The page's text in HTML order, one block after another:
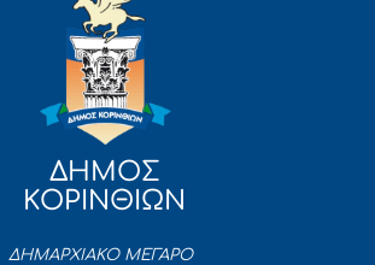
ΔΗΜΟΣ
ΚΟΡΙΝΘΙΩΝ
ΔΗΜΑΡΧΙΑΚΟ ΜΕΓΑΡΟ